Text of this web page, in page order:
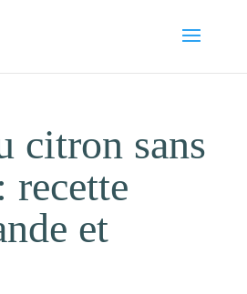
citron sans
recette
et